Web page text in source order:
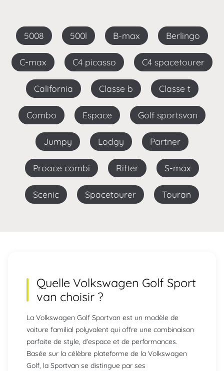
5008 500l B-max Berlingo
C-max C4 picasso C4 spacetourer
California Classe b Classe t
Combo Espace Golf sportsvan
Jumpy Lodgy Partner
Proace combi Rifter S-max
Scenic Spacetourer Touran
Quelle Volkswagen Golf Sport
van choisir ?
La Volkswagen Golf Sportvan est un modèle de
voiture familial polyvalent qui offre une combinaison
parfaite de style, d'espace et de performances.
Basée sur la célèbre plateforme de la Volkswagen
Golf, la Sportvan se distingue par ses